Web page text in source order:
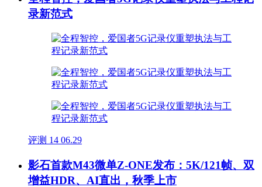
录新范式
评测 14 06.29
影石首款M43微单Z-ONE发布：5K/121帧、双
增益HDR、AI直出，秋季上市